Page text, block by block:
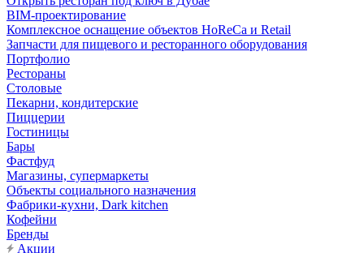
BIM-проектирование
Комплексное оснащение объектов HoReCa и Retail
Запчасти для пищевого и ресторанного оборудования
Портфолио
Рестораны
Столовые
Пекарни, кондитерские
Пиццерии
Гостиницы
Бары
Фастфуд
Магазины, супермаркеты
Объекты социального назначения
Фабрики-кухни, Dark kitchen
Кофейни
Бренды
Акции